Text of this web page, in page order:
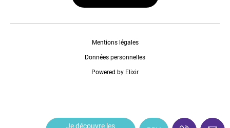
Mentions légales
Données personnelles
Powered by Elixir
Je découvre les